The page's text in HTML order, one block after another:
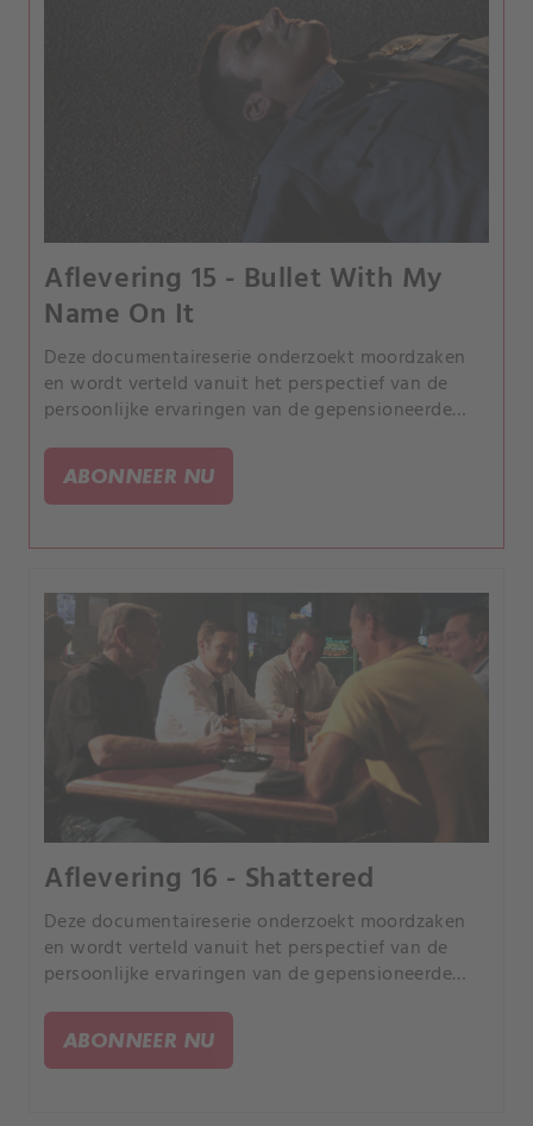
Aflevering 15 - Bullet With My
Name On It
Deze documentaireserie onderzoekt moordzaken
en wordt verteld vanuit het perspectief van de
persoonlijke ervaringen van de gepensioneerde
ABONNEER NU
Aflevering 16 - Shattered
Deze documentaireserie onderzoekt moordzaken
en wordt verteld vanuit het perspectief van de
persoonlijke ervaringen van de gepensioneerde
ABONNEER NU